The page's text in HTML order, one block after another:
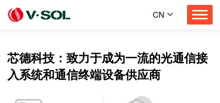
CN
芯德科技：致力于成为一流的光通信接
入系统和通信终端设备供应商